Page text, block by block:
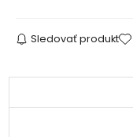
Sledovať produkt